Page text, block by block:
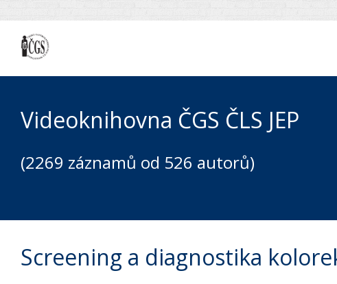
Videoknihovna ČGS ČLS JEP
(2269 záznamů od 526 autorů)
Screening a diagnostika